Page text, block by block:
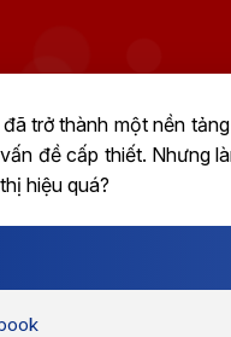
trở thành một nền
đề cấp thiết. Nhưng
hiệu quá?